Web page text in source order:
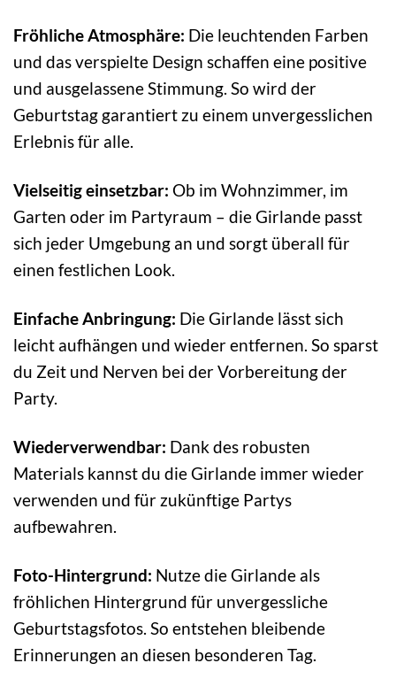
Fröhliche Atmosphäre: Die leuchtenden Farben
und das verspielte Design schaffen eine positive
und ausgelassene Stimmung. So wird der
Geburtstag garantiert zu einem unvergesslichen
Erlebnis für alle.
Vielseitig einsetzbar: Ob im Wohnzimmer, im
Garten oder im Partyraum – die Girlande passt
sich jeder Umgebung an und sorgt überall für
einen festlichen Look.
Einfache Anbringung: Die Girlande lässt sich
leicht aufhängen und wieder entfernen. So sparst
du Zeit und Nerven bei der Vorbereitung der
Party.
Wiederverwendbar: Dank des robusten
Materials kannst du die Girlande immer wieder
verwenden und für zukünftige Partys
aufbewahren.
Foto-Hintergrund: Nutze die Girlande als
fröhlichen Hintergrund für unvergessliche
Geburtstagsfotos. So entstehen bleibende
Erinnerungen an diesen besonderen Tag.